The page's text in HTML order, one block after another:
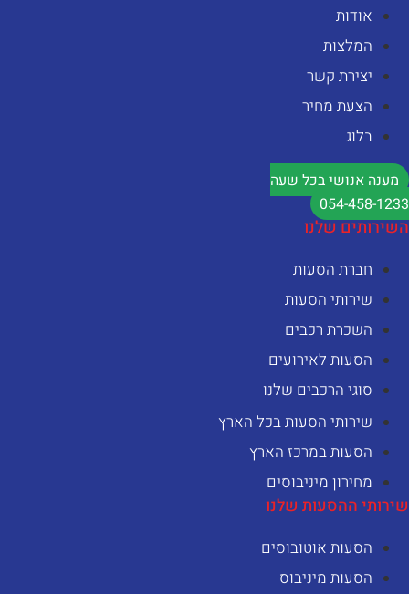
אודות
המלצות
יצירת קשר
הצעת מחיר
בלוג
מענה אנושי בכל שעה
054-458-
שלנו
חברת הסעות
שירותי הסעות
השכרת רכבים
הסעות לאירועים
סוגי הרכבים שלנו
שירותי הסעות בכל הארץ
הסעות במרכז הארץ
מחירון מיניבוסים
ההסעות שלנו
הסעות אוטובוסים
הסעות מיניבוס